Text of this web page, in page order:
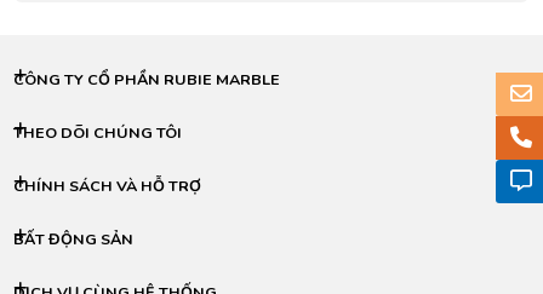
Tỉnh Lạng Sơn
Tỉnh Bắc Giang
Tỉnh Vĩnh Phúc
Tỉnh Hải Dương
Thành phố Hải Phòng
CÔNG TY CỔ PHẦN RUBIE MARBLE
THEO DÕI CHÚNG TÔI
CHÍNH SÁCH VÀ HỖ TRỢ
BẤT ĐỘNG SẢN